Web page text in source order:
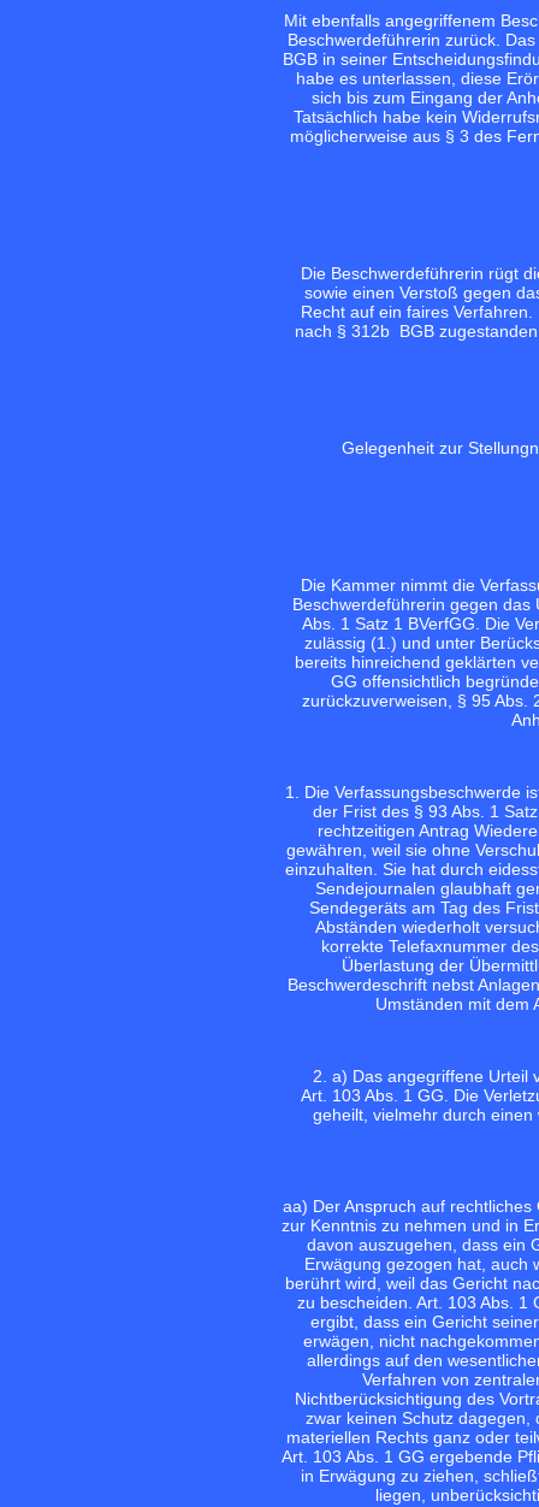
Mit ebenfalls angegriffenem
Beschwerdeführerin zurück.
BGB in seiner
habe es unterlassen, diese
sich bis zum Eingang der
Tatsächlich habe kein
möglicherweise aus § 3 des
Die Beschwerdeführerin rügt
sowie einen Verstoß gegen
Recht auf ein faires
nach § 312b BGB
Gelegenheit zur
Die Kammer nimmt die
Beschwerdeführerin gegen das
Abs. 1 Satz 1 BVerfGG. Die
zulässig (1.) und unter
bereits hinreichend geklärten
GG offensichtlich
zurückzuverweisen, § 95 Abs.
1. Die Verfassungsbeschwerde
der Frist des § 93 Abs. 1
rechtzeitigen Antrag
gewähren, weil sie ohne
einzuhalten. Sie hat durch
Sendejournalen glaubhaft
Sendegeräts am Tag des
Abständen wiederholt
korrekte Telefaxnummer
Überlastung der
Beschwerdeschrift nebst
Umständen mit dem
2. a) Das angegriffene Urteil
Art. 103 Abs. 1 GG. Die
geheilt, vielmehr durch
aa) Der Anspruch auf
zur Kenntnis zu nehmen und in
davon auszugehen, dass ein
Erwägung gezogen hat, auch
berührt wird, weil das Gericht
zu bescheiden. Art. 103 Abs. 1
ergibt, dass ein Gericht
erwägen, nicht
allerdings auf den
Verfahren von
Nichtberücksichtigung des
zwar keinen Schutz
materiellen Rechts ganz oder
Art. 103 Abs. 1 GG ergebende
in Erwägung zu ziehen,
liegen,